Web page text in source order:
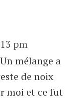
pm
mélange a
de noix
moi et ce fut